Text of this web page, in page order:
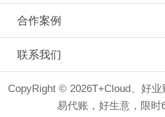
合作案例
联系我们
CopyRight © 2026T+Cloud、好业
易代账，好生意，限时